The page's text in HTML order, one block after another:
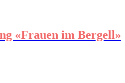
«Frauen im Bergell»